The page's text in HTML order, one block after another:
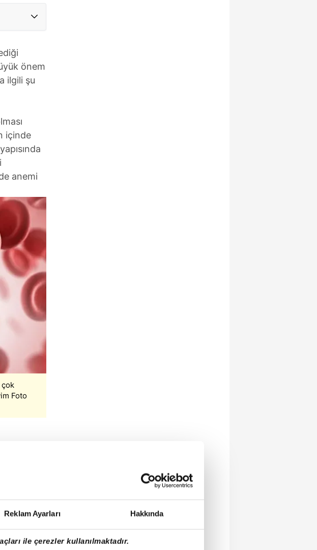
Reklam Ayarları Hakkında
ile çerezler kullanılmaktadır.
önem
ilgili şu
içinde
anemi
çok
Foto
En
demirin